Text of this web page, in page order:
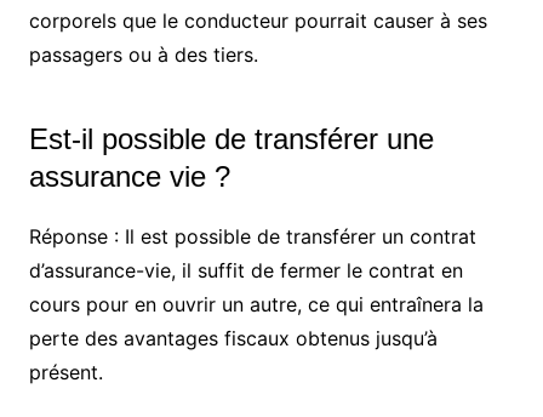
corporels que le conducteur pourrait causer à ses
passagers ou à des tiers.
Est-il possible de transférer une
assurance vie ?
Réponse : Il est possible de transférer un contrat
d’assurance-vie, il suffit de fermer le contrat en
cours pour en ouvrir un autre, ce qui entraînera la
perte des avantages fiscaux obtenus jusqu’à
présent.